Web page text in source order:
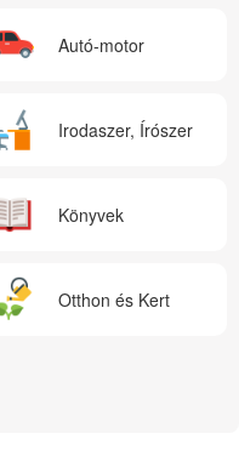
Autó-motor
Irodaszer, Írószer
Könyvek
Otthon és Kert